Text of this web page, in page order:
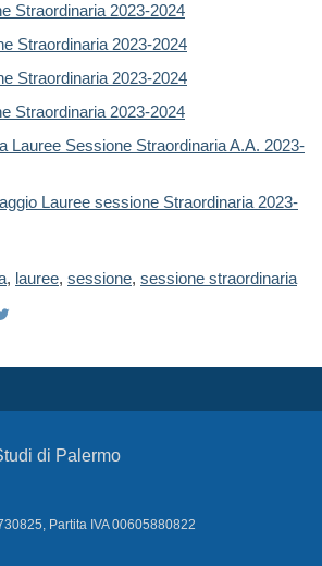
Straordinaria 2023-2024
Straordinaria 2023-2024
Straordinaria 2023-2024
Straordinaria 2023-2024
Lauree Sessione Straordinaria A.A. 2023-
Lauree sessione Straordinaria 2023-
, lauree, sessione, sessione straordinaria
di Palermo
Partita IVA 00605880822